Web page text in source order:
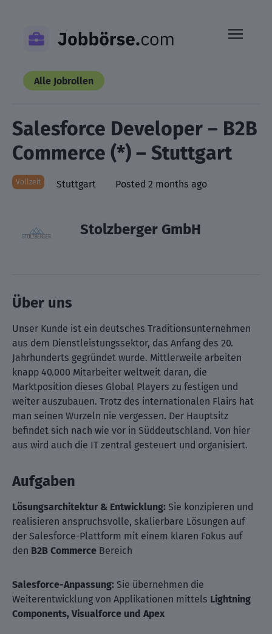
content
Alle Jobrollen
Salesforce Developer – B2B
Commerce (*) – Stuttgart
Vollzeit Stuttgart Posted 2 months ago
Stolzberger GmbH
Über uns
Unser Kunde ist ein deutsches Traditionsunternehmen
aus dem Dienstleistungssektor, das Anfang des 20.
Jahrhunderts gegründet wurde. Mittlerweile arbeiten
knapp 40.000 Mitarbeiter weltweit daran, die
Marktposition dieses Global Players zu festigen und
weiter auszubauen. Trotz des internationalen Flairs hat
man seinen Wurzeln nie vergessen. Der Hauptsitz
befindet sich nach wie vor in Süddeutschland. Von hier
aus wird auch die IT zentral gesteuert und organisiert.
Aufgaben
Lösungsarchitektur & Entwicklung: Sie konzipieren und
realisieren anspruchsvolle, skalierbare Lösungen auf
der Salesforce-Plattform mit einem klaren Fokus auf
den B2B Commerce Bereich
Salesforce-Anpassung: Sie übernehmen die
Weiterentwicklung von Applikationen mittels Lightning
Components, Visualforce und Apex